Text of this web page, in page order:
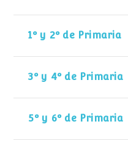
1º y 2º de Primaria
3º y 4º de Primaria
5º y 6º de Primaria